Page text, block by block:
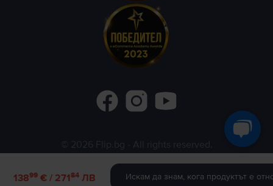
13899 € / 27184 ЛВ Искам да знам, кога продуктът е